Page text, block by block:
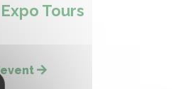
Tours